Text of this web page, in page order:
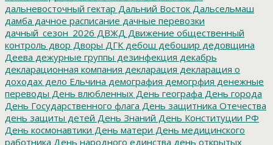
дальневосточный гектар Дальний Восток Дальсельмаш
дамба дачное расписание дачные перевозки
дачный_сезон_2026 ДВЖД Движение общественный
контроль двор Дворы ДГК дебош дебошир дедовщина
Деева дежурные группы дезинфекция декабрь
декларационная компания декларация декларация о
доходах дело Ельчина демография демогрфия денежные
переводы День влюбленных День географа День города
День Государственного флага День защитника Отечества
день защиты детей День Знаний День Конституции РФ
День космонавтики День матери День медицинского
работника День народного единства день открытых